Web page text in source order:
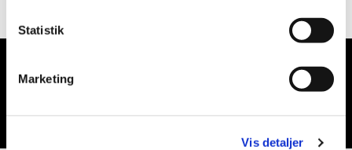
Statistik
Marketing
Vis detaljer
Du vil måske også kunne lide...